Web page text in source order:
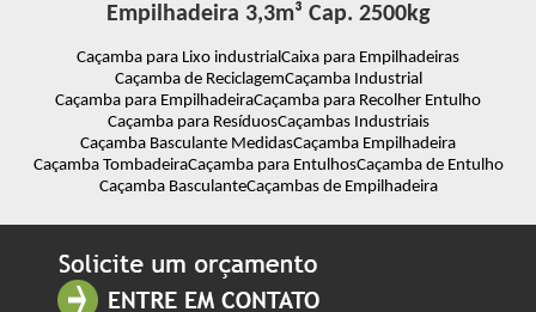
Empilhadeira 3,3m³ Cap. 2500kg
Caçamba para Lixo industrial Caixa para Empilhadeiras
Caçamba de ReciclagemCaçamba Industrial
Caçamba para EmpilhadeiraCaçamba para Recolher Entulho
Caçamba para ResíduosCaçambas Industriais
Caçamba Basculante MedidasCaçamba Empilhadeira
Caçamba TombadeiraCaçamba para EntulhosCaçamba de Entulho
Caçamba BasculanteCaçambas de Empilhadeira